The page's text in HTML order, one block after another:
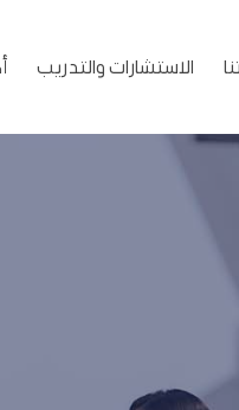
الاستشارات والتدريب